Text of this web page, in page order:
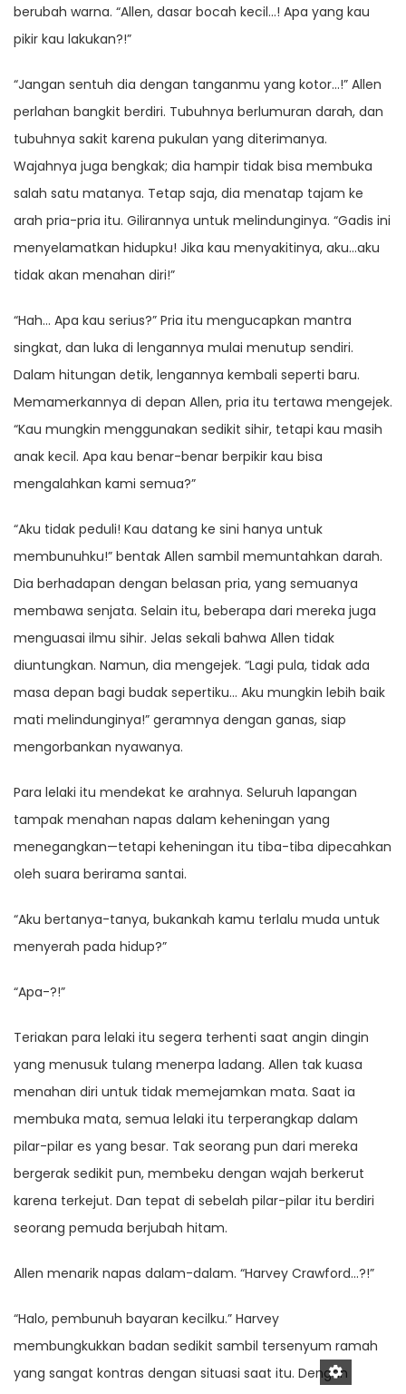
berubah warna. “Allen, dasar bocah kecil…! Apa yang kau
pikir kau lakukan?!”
“Jangan sentuh dia dengan tanganmu yang kotor…!” Allen
perlahan bangkit berdiri. Tubuhnya berlumuran darah, dan
tubuhnya sakit karena pukulan yang diterimanya.
Wajahnya juga bengkak; dia hampir tidak bisa membuka
salah satu matanya. Tetap saja, dia menatap tajam ke
arah pria-pria itu. Gilirannya untuk melindunginya. “Gadis ini
menyelamatkan hidupku! Jika kau menyakitinya, aku…aku
tidak akan menahan diri!”
“Hah… Apa kau serius?” Pria itu mengucapkan mantra
singkat, dan luka di lengannya mulai menutup sendiri.
Dalam hitungan detik, lengannya kembali seperti baru.
Memamerkannya di depan Allen, pria itu tertawa mengejek.
“Kau mungkin menggunakan sedikit sihir, tetapi kau masih
anak kecil. Apa kau benar-benar berpikir kau bisa
mengalahkan kami semua?”
“Aku tidak peduli! Kau datang ke sini hanya untuk
membunuhku!” bentak Allen sambil memuntahkan darah.
Dia berhadapan dengan belasan pria, yang semuanya
membawa senjata. Selain itu, beberapa dari mereka juga
menguasai ilmu sihir. Jelas sekali bahwa Allen tidak
diuntungkan. Namun, dia mengejek. “Lagi pula, tidak ada
masa depan bagi budak sepertiku… Aku mungkin lebih baik
mati melindunginya!” geramnya dengan ganas, siap
mengorbankan nyawanya.
Para lelaki itu mendekat ke arahnya. Seluruh lapangan
tampak menahan napas dalam keheningan yang
menegangkan—tetapi keheningan itu tiba-tiba dipecahkan
oleh suara berirama santai.
“Aku bertanya-tanya, bukankah kamu terlalu muda untuk
menyerah pada hidup?”
“Apa-?!”
Teriakan para lelaki itu segera terhenti saat angin dingin
yang menusuk tulang menerpa ladang. Allen tak kuasa
menahan diri untuk tidak memejamkan mata. Saat ia
membuka mata, semua lelaki itu terperangkap dalam
pilar-pilar es yang besar. Tak seorang pun dari mereka
bergerak sedikit pun, membeku dengan wajah berkerut
karena terkejut. Dan tepat di sebelah pilar-pilar itu berdiri
seorang pemuda berjubah hitam.
Allen menarik napas dalam-dalam. “Harvey Crawford…?!”
“Halo, pembunuh bayaran kecilku.” Harvey
membungkukkan badan sedikit sambil tersenyum ramah
yang sangat kontras dengan situasi saat itu. Dengan